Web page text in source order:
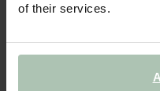
of their services.
Bruine blouse met palm print
de zijkant en een relaxed fit.
bruine basiskleur met een
details. Materiaal: 100% viscose.